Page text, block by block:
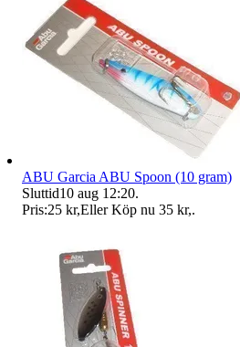
ABU Garcia ABU Spoon (10 gram)
Sluttid10 aug 12:20.
Pris:25 kr,Eller Köp nu 35 kr,.